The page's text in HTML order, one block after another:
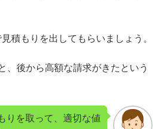
積もりを出してもらいましょう。
、後から高額な請求がきたという
りを取って、適切な値